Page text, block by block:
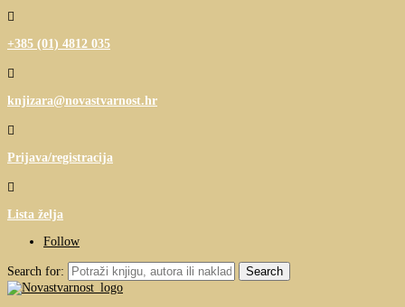

+385 (01) 4812 035

knjizara@novastvarnost.hr

Prijava/registracija

Lista želja
Follow
Search for: